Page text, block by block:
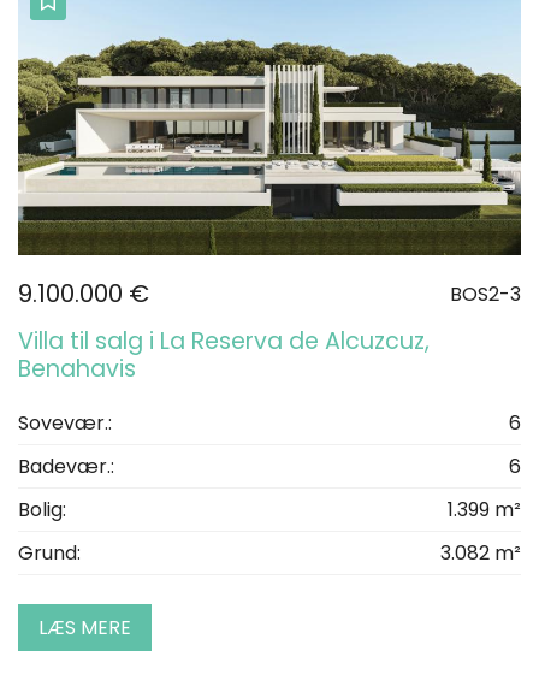
9.100.000 € BOS2-3
Villa til salg i La Reserva de Alcuzcuz,
Benahavis
Sovevær.:
6
Badevær.:
6
Bolig:
1.399 m²
Grund:
3.082 m²
LÆS MERE